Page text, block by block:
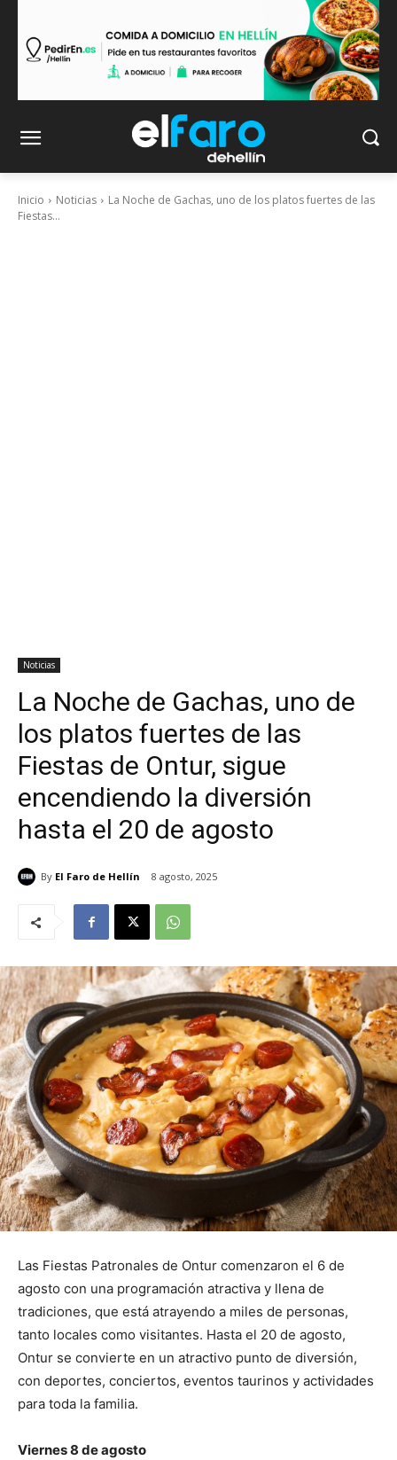
Inicio Noticias
La Noche de Gachas, uno de los platos fuertes de las
Fiestas...
Noticias
La Noche de Gachas, uno de
los platos fuertes de las
Fiestas de Ontur, sigue
encendiendo la diversión
hasta el 20 de agosto
By El Faro de Hellín 8 agosto, 2025
Las Fiestas Patronales de Ontur comenzaron el 6 de
agosto con una programación atractiva y llena de
tradiciones, que está atrayendo a miles de personas,
tanto locales como visitantes. Hasta el 20 de agosto,
Ontur se convierte en un atractivo punto de diversión,
con deportes, conciertos, eventos taurinos y actividades
para toda la familia.
Viernes 8 de agosto